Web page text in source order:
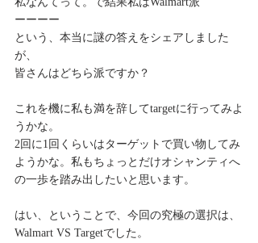
ーーーー
という、本当に謎の答えをシェアしました
が、
皆さんはどちら派ですか？
これを機に私も満を辞してtargetに行ってみよ
うかな。
2回に1回くらいはターゲットで買い物してみ
ようかな。私もちょっとだけオシャンティへ
の一歩を踏み出したいと思います。
はい、ということで、今回の究極の選択は、
Walmart VS Targetでした。